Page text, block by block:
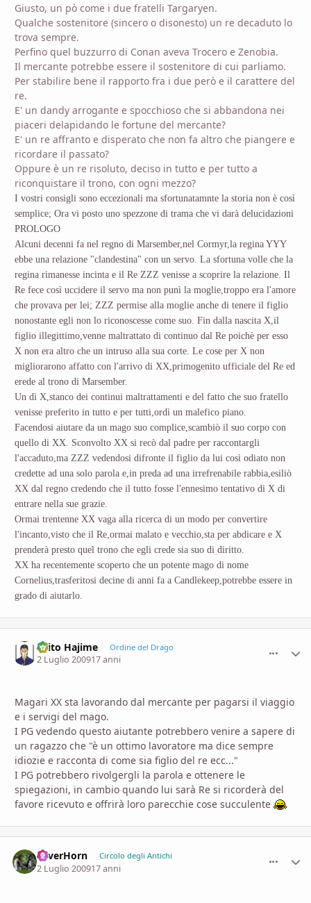
Giusto, un pò come i due fratelli Targaryen.
Qualche sostenitore (sincero o disonesto) un re decaduto lo
trova sempre.
Perfino quel buzzurro di Conan aveva Trocero e Zenobia.
Il mercante potrebbe essere il sostenitore di cui parliamo.
Per stabilire bene il rapporto fra i due però e il carattere del
re.
E' un dandy arrogante e spocchioso che si abbandona nei
piaceri delapidando le fortune del mercante?
E' un re affranto e disperato che non fa altro che piangere e
ricordare il passato?
Oppure è un re risoluto, deciso in tutto e per tutto a
riconquistare il trono, con ogni mezzo?
I vostri consigli sono eccezionali ma sfortunatamnte la storia non è così
semplice; Ora vi posto uno spezzone di trama che vi darà delucidazioni
PROLOGO
Alcuni decenni fa nel regno di Marsember,nel Cormyr,la regina YYY
ebbe una relazione "clandestina" con un servo. La sfortuna volle che la
regina rimanesse incinta e il Re ZZZ venisse a scoprire la relazione. Il
Re fece così uccidere il servo ma non punì la moglie,troppo era l'amore
che provava per lei; ZZZ permise alla moglie anche di tenere il figlio
nonostante egli non lo riconoscesse come suo. Fin dalla nascita X,il
figlio illegittimo,venne maltrattato di continuo dal Re poichè per esso
X non era altro che un intruso alla sua corte. Le cose per X non
migliorarono affatto con l'arrivo di XX,primogenito ufficiale del Re ed
erede al trono di Marsember.
Un dì X,stanco dei continui maltrattamenti e del fatto che suo fratello
venisse preferito in tutto e per tutti,ordì un malefico piano.
Facendosi aiutare da un mago suo complice,scambiò il suo corpo con
quello di XX. Sconvolto XX si recò dal padre per raccontargli
l'accaduto,ma ZZZ vedendosi difronte il figlio da lui così odiato non
credette ad una solo parola e,in preda ad una irrefrenabile rabbia,esiliò
XX dal regno credendo che il tutto fosse l'ennesimo tentativo di X di
entrare nella sue grazie.
Ormai trentenne XX vaga alla ricerca di un modo per convertire
l'incanto,visto che il Re,ormai malato e vecchio,sta per abdicare e X
prenderà presto quel trono che egli crede sia suo di diritto.
XX ha recentemente scoperto che un potente mago di nome
Cornelius,trasferitosi decine di anni fa a Candlekeep,potrebbe essere in
grado di aiutarlo.
Saito Hajime Ordine del Drago
2 Luglio 200917 anni
Magari XX sta lavorando dal mercante per pagarsi il viaggio
e i servigi del mago.
I PG vedendo questo aiutante potrebbero venire a sapere di
un ragazzo che "è un ottimo lavoratore ma dice sempre
idiozie e racconta di come sia figlio del re ecc..."
I PG potrebbero rivolgergli la parola e ottenere le
spiegazioni, in cambio quando lui sarà Re si ricorderà del
favore ricevuto e offrirà loro parecchie cose succulente
SilverHorn Circolo degli Antichi
2 Luglio 200917 anni